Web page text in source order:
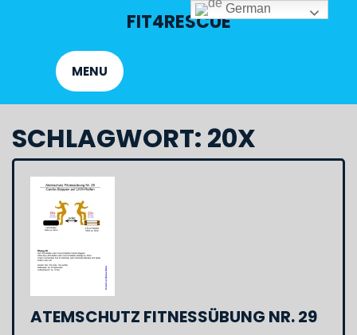
FIT4RESCUE
MENU
SCHLAGWORT: 20X
ATEMSCHUTZ FITNESSÜBUNG NR. 29
German